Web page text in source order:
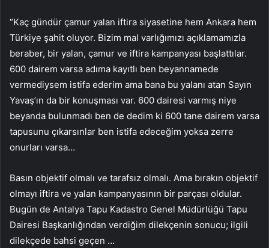
“Kaç gündür çamur yalan iftira siyasetine hem Ankara hem
Türkiye şahit oluyor. Bizim mal varlığımızı açıklamamızla
beraber, bir yalan, çamur ve iftira kampanyası başlattılar.
600 dairem varsa adıma kayıtlı ben beyannamede
vermediysem istifa ederim ama bana bu yalanı atan Sayın
Yavaş’ın da bir konuşması var. 600 dairesi varmış niye
beyanda bulunmadı ben de dedim ki 600 tane dairem varsa
tapusunu çıkarsınlar ben istifa edeceğim yoksa zerre
onurları varsa…
Basın objektif olmalı ve tarafsız olmalı. Ama bırakın objektif
olmayı iftira ve yalan kampanyasının bir parçası oldular.
Bugün de Antalya Tapu Kadastro Genel Müdürlüğü Tapu
Dairesi Başkanlığından verdiğim dilekçenin sonucu; ilgili
dilekçede bahsi geçen …